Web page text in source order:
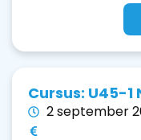
Cursus: U45-
2 september